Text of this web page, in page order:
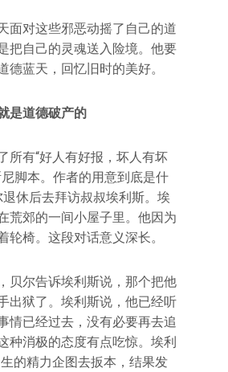
面对这些邪恶动摇了自己的道
把自己的灵魂送入险境。他要
德蓝天，回忆旧时的美好。
是道德破产的
所有“好人有好报，坏人有坏
脚本。作者的用意到底是什
休后去拜访叔叔埃利斯。埃
荒郊的一间小屋子里。他因为
轮椅。这段对话意义深长。
贝尔告诉埃利斯说，那个把他
出狱了。埃利斯说，他已经听
情已经过去，没有必要再去追
种消极的态度有点吃惊。埃利
的精力企图去扳本，结果发